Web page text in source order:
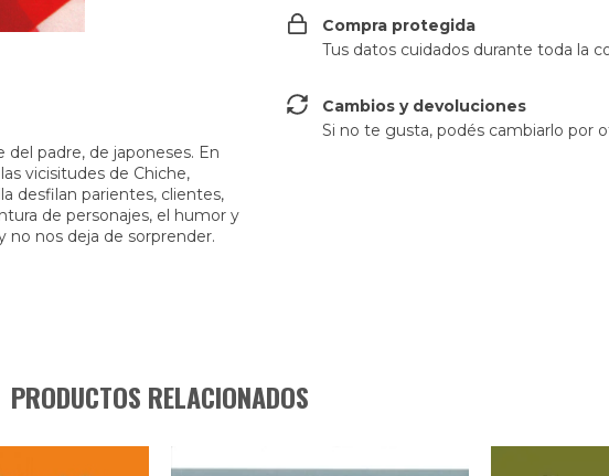
padre, de japoneses. En
vicisitudes de Chiche,
desfilan parientes, clientes,
de personajes, el humor y
no nos deja de sorprender.
Compra protegida
Tus datos cuidados durante toda la
Cambios y devoluciones
Si no te gusta, podés cambiarlo por
PRODUCTOS RELACIONADOS